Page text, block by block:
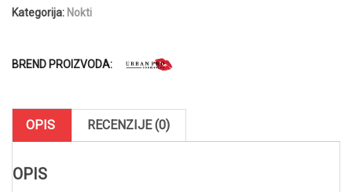
UV
gela
BLACK
Kategorija: Nokti
BREND PROIZVODA:
OPIS RECENZIJE (0)
OPIS